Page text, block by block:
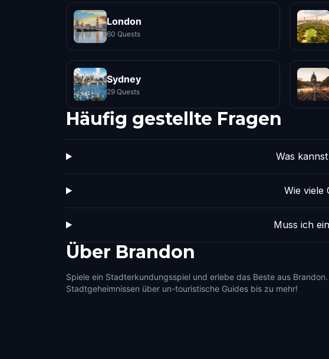
London
60 Quests
Sydney
29 Quests
Häufig gestellte Fragen
Was
Wie viele
Muss ich
Über Brandon
Spiele ein Stadterkundungsspiel und erlebe das Beste aus Brandon.
Stadtgeheimnissen über un-touristische Guides bis zu mehr!